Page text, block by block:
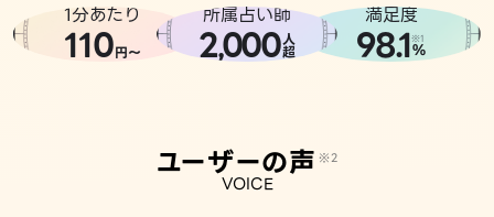
相談事例
1分あたり
110円〜
所属占い師
2,000人
超
満足度
98.1※1
%
ユーザーの声 ※2
VOICE